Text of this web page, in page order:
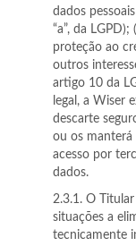
dados
“a”, da
proteção ao
outros
artigo 10 da
legal, a Wiser
descarte
ou os manterá
acesso por
dados.
2.3.1. O
situações a
tecnicamente